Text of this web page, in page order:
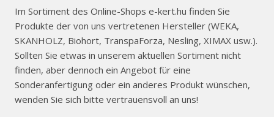
Im Sortiment des Online-Shops e-kert.hu finden Sie
Produkte der von uns vertretenen Hersteller (WEKA,
SKANHOLZ, Biohort, TranspaForza, Nesling, XIMAX usw.).
Sollten Sie etwas in unserem aktuellen Sortiment nicht
finden, aber dennoch ein Angebot für eine
Sonderanfertigung oder ein anderes Produkt wünschen,
wenden Sie sich bitte vertrauensvoll an uns!